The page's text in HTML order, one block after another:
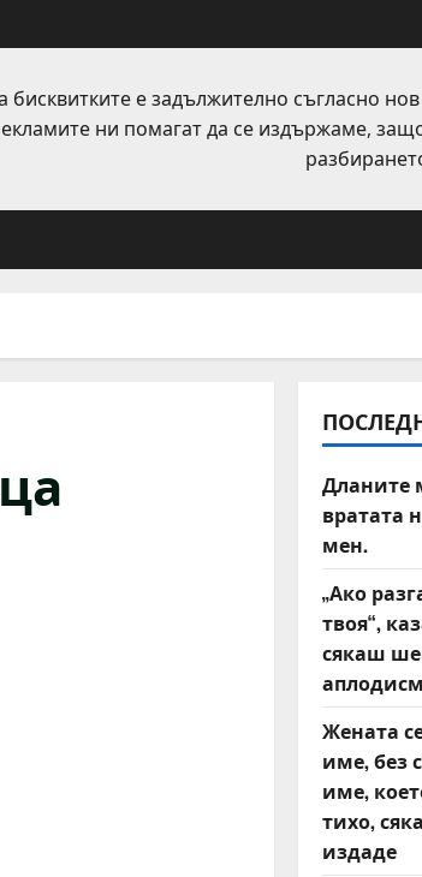
е задължително съгласно
ни помагат да се издържаме,
Дланите
вратата
мен.
„Ако
твоя“,
сякаш
Жената
име, без
име,
тихо,
издаде